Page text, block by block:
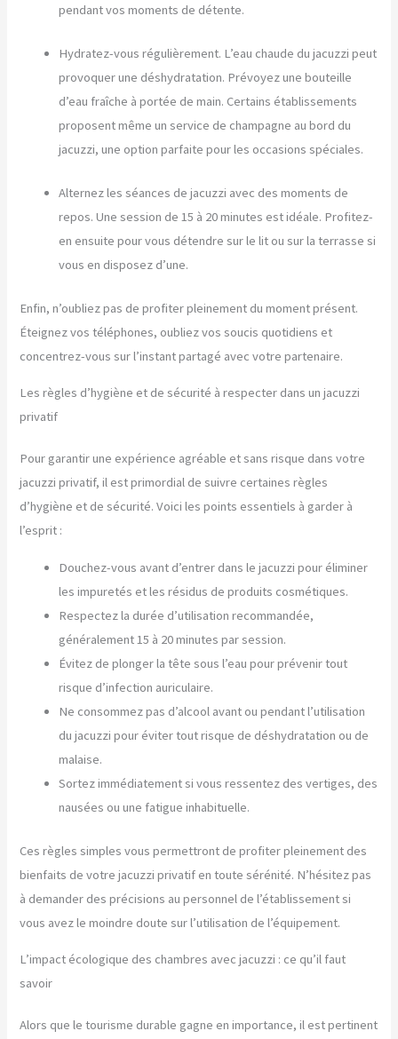
pendant vos moments de détente.
Hydratez-vous régulièrement. L’eau chaude du jacuzzi peut
provoquer une déshydratation. Prévoyez une bouteille
d’eau fraîche à portée de main. Certains établissements
proposent même un service de champagne au bord du
jacuzzi, une option parfaite pour les occasions spéciales.
Alternez les séances de jacuzzi avec des moments de
repos. Une session de 15 à 20 minutes est idéale. Profitez-
en ensuite pour vous détendre sur le lit ou sur la terrasse si
vous en disposez d’une.
Enfin, n’oubliez pas de profiter pleinement du moment présent.
Éteignez vos téléphones, oubliez vos soucis quotidiens et
concentrez-vous sur l’instant partagé avec votre partenaire.
Les règles d’hygiène et de sécurité à respecter dans un jacuzzi
privatif
Pour garantir une expérience agréable et sans risque dans votre
jacuzzi privatif, il est primordial de suivre certaines règles
d’hygiène et de sécurité. Voici les points essentiels à garder à
l’esprit :
Douchez-vous avant d’entrer dans le jacuzzi pour éliminer
les impuretés et les résidus de produits cosmétiques.
Respectez la durée d’utilisation recommandée,
généralement 15 à 20 minutes par session.
Évitez de plonger la tête sous l’eau pour prévenir tout
risque d’infection auriculaire.
Ne consommez pas d’alcool avant ou pendant l’utilisation
du jacuzzi pour éviter tout risque de déshydratation ou de
malaise.
Sortez immédiatement si vous ressentez des vertiges, des
nausées ou une fatigue inhabituelle.
Ces règles simples vous permettront de profiter pleinement des
bienfaits de votre jacuzzi privatif en toute sérénité. N’hésitez pas
à demander des précisions au personnel de l’établissement si
vous avez le moindre doute sur l’utilisation de l’équipement.
L’impact écologique des chambres avec jacuzzi : ce qu’il faut
savoir
Alors que le tourisme durable gagne en importance, il est pertinent